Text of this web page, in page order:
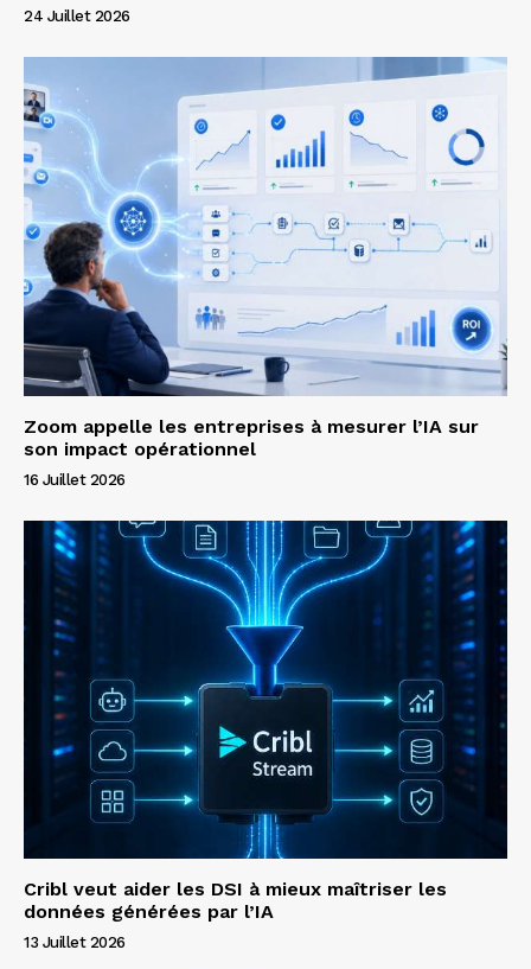
24 Juillet 2026
Zoom appelle les entreprises à mesurer l’IA sur
son impact opérationnel
16 Juillet 2026
Cribl veut aider les DSI à mieux maîtriser les
données générées par l’IA
13 Juillet 2026